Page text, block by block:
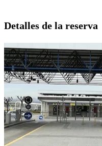
Detalles de la reserva